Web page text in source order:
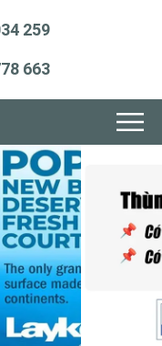
259
663